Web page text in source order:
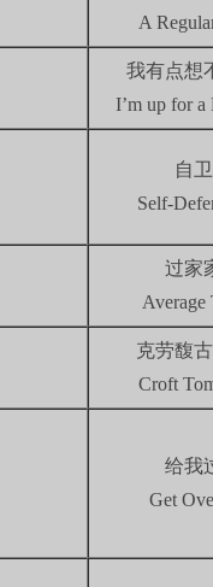
A
我有点想
I’m up for
自
Self-
过家
Average
克劳馥
Croft
给我
Get